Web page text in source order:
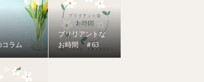
コラム
ブリリアントな
お時間 ＃63